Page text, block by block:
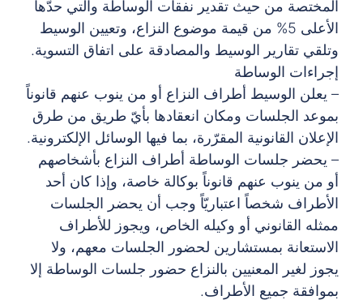
المختصة من حيث تقدير نفقات الوساطة والتي حدّها
الأعلى 5% من قيمة موضوع النزاع، وتعيين الوسيط
وتلقي تقارير الوسيط والمصادقة على اتفاق التسوية.
إجراءات الوساطة
– يعلن الوسيط أطراف النزاع أو من ينوب عنهم قانوناً
بموعد الجلسات ومكان انعقادها بأيّ طريق من طرق
الإعلان القانونية المقرّرة، بما فيها الوسائل الإلكترونية.
– يحضر جلسات الوساطة أطراف النزاع بأشخاصهم
أو من ينوب عنهم قانوناً بوكالة خاصة، وإذا كان أحد
الأطراف شخصاً اعتباريّاً وجب أن يحضر الجلسات
ممثله القانوني أو وكيله الخاص، ويجوز للأطراف
الاستعانة بمستشارين لحضور الجلسات معهم، ولا
يجوز لغير المعنيين بالنزاع حضور جلسات الوساطة إلا
بموافقة جميع الأطراف.